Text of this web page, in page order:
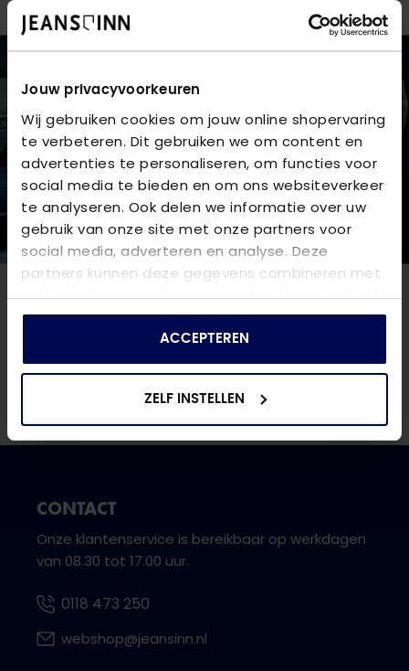
Jouw privacyvoorkeuren
Wij gebruiken cookies om jouw online shopervaring
te verbeteren. Dit gebruiken we om content en
advertenties te personaliseren, om functies voor
social media te bieden en om ons websiteverkeer
te analyseren. Ook delen we informatie over uw
gebruik van onze site met onze partners voor
social media, adverteren en analyse. Deze
partners kunnen deze gegevens combineren met
andere informatie die u aan ze heeft verstrekt of
die ze hebben verzameld op basis van uw gebruik
ACCEPTEREN
ZELF INSTELLEN
NIEUWSBRIEF
spijkerharde deals en leuke verrassingen
CONTACT
Onze klantenservice is bereikbaar op werkdagen
van 08.30 tot 17.00 uur.
0118 473 250
webshop@jeansinn.nl